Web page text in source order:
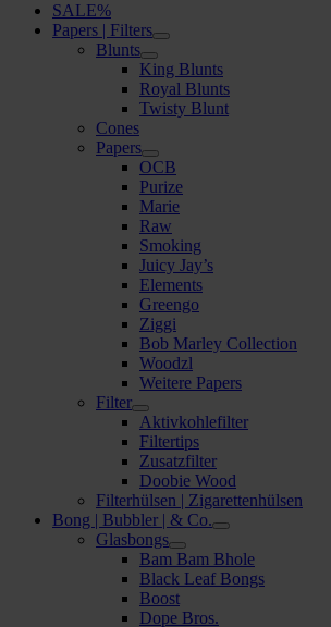
SALE%
Papers | Filters
Blunts
King Blunts
Royal Blunts
Twisty Blunt
Cones
Papers
OCB
Purize
Marie
Raw
Smoking
Juicy Jay’s
Elements
Greengo
Ziggi
Bob Marley Collection
Woodzl
Weitere Papers
Filter
Aktivkohlefilter
Filtertips
Zusatzfilter
Doobie Wood
Filterhülsen | Zigarettenhülsen
Bong | Bubbler | & Co.
Glasbongs
Bam Bam Bhole
Black Leaf Bongs
Boost
Dope Bros.